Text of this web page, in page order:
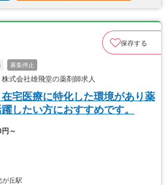
保存する
募集停止
式会社雄飛堂の薬剤師求人
宅医療に特化した環境があり薬
したい方におすすめです。
円～
が丘駅